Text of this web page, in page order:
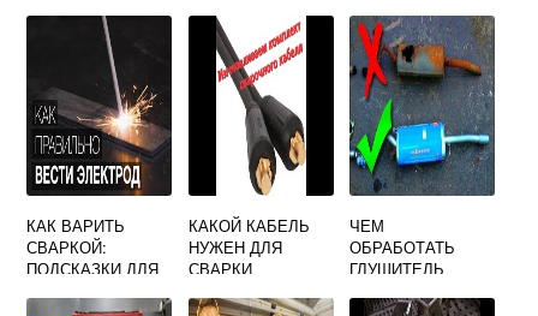
КГ 1ММ
КАК ВАРИТЬ
СВАРКОЙ:
ПОДСКАЗКИ ДЛЯ
КАКОЙ КАБЕЛЬ
НУЖЕН ДЛЯ
СВАРКИ
ЧЕМ
ОБРАБОТАТЬ
ГЛУШИТЕЛЬ